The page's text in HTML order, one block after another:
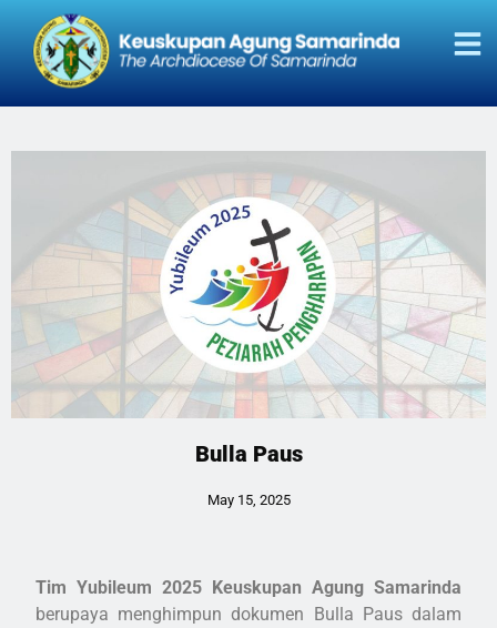
Bulla Paus
May 15, 2025
Tim Yubileum 2025 Keuskupan Agung Samarinda
berupaya menghimpun dokumen Bulla Paus dalam